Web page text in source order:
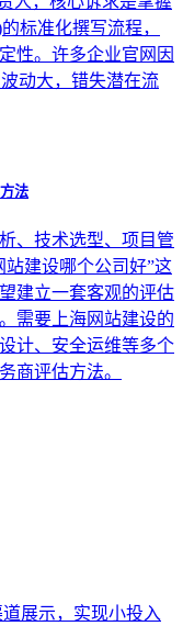
标准化撰写流程，
性。许多企业官网因
动大，错失潜在流
法
、技术选型、项目管
建设哪个公司好”这
建立一套客观的评估
需要上海网站建设的
计、安全运维等多个
商评估方法。
展示，实现小投入